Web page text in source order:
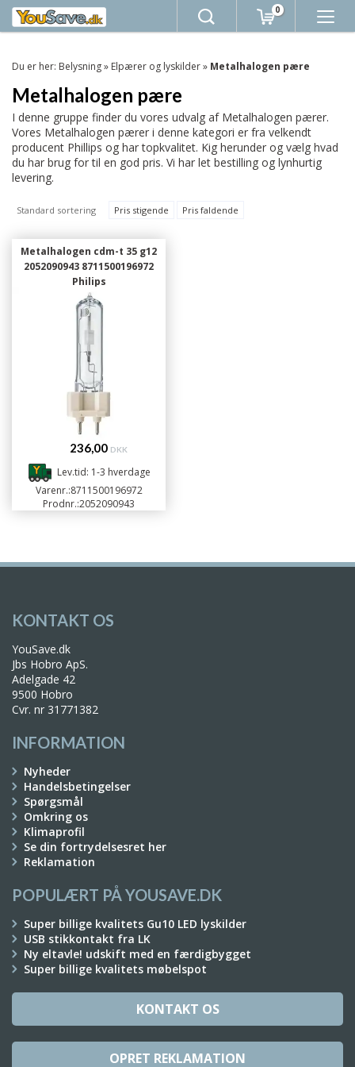
0
Du er her: Belysning» Elpærer og lyskilder» Metalhalogen pære
Metalhalogen pære
I denne gruppe finder du vores udvalg af Metalhalogen pærer.
Vores Metalhalogen pærer i denne kategori er fra velkendt
producent Phillips og har topkvalitet. Kig herunder og vælg hvad
du har brug for til en god pris. Vi har let bestilling og lynhurtig
levering.
Standard sortering Pris stigende Pris faldende
Metalhalogen cdm-t 35 g12
2052090943 8711500196972
Philips
236,00 DKK
Lev.tid: 1-3 hverdage
Varenr.:8711500196972
Prodnr.:2052090943
KONTAKT OS
YouSave.dk
Jbs Hobro ApS.
Adelgade 42
9500 Hobro
Cvr. nr 31771382
INFORMATION
Nyheder
Handelsbetingelser
Spørgsmål
Omkring os
Klimaprofil
Se din fortrydelsesret her
Reklamation
POPULÆRT PÅ YOUSAVE.DK
Super billige kvalitets Gu10 LED lyskilder
USB stikkontakt fra LK
Ny eltavle! udskift med en færdigbygget
Super billige kvalitets møbelspot
KONTAKT OS
OPRET REKLAMATION